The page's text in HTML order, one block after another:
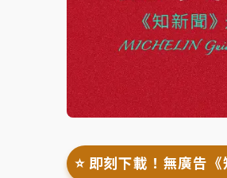
⭐️ 即刻下載！無廣告